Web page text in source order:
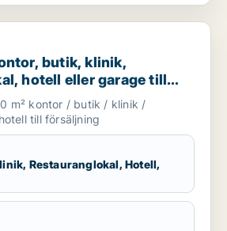
butik, klinik, restauranglokal, hotell
butik, klinik,
hotell eller garage till
Väsby, Vallentuna eller
m² kontor / butik / klinik /
till försäljning
Restauranglokal, Hotell,